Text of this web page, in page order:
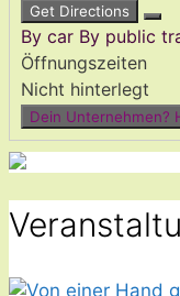
Get Directions
By car By public
Öffnungszeiten
Nicht hinterlegt
Dein Unternehmen?